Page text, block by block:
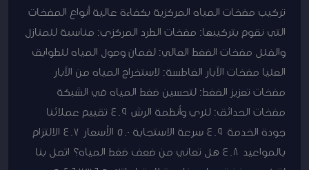
تركيب مضخات المياه المركزية بكفاءة عالية أنواع المضخات
التي نقوم بتركيبها: مضخات الطرد المركزي: مناسبة للمنازل
والفلل مضخات الضغط العالي: لضمان وصول المياه للطوابق
العليا مضخات الآبار الغاطسة: لاستخراج المياه من الآبار
مضخات تعزيز الضغط: لتحسين ضغط المياه في الشبكة
مضخات الحدائق: للري وأنظمة الرش 4.9 تقييم عملائنا
جودة الخدمة 4.9 سرعة الاستجابة 5.0 الأسعار 4.7 الالتزام
بالمواعيد 4.8 هل تعاني من ضعف ضغط المياه؟ اتصل بنا